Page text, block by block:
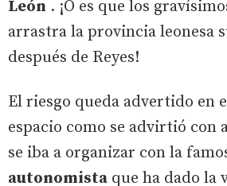
León . ¡O es que los
arrastra la provincia leonesa
después de Reyes!
El riesgo queda advertido en
espacio como se advirtió con
se iba a organizar con la
autonomista que ha dado la